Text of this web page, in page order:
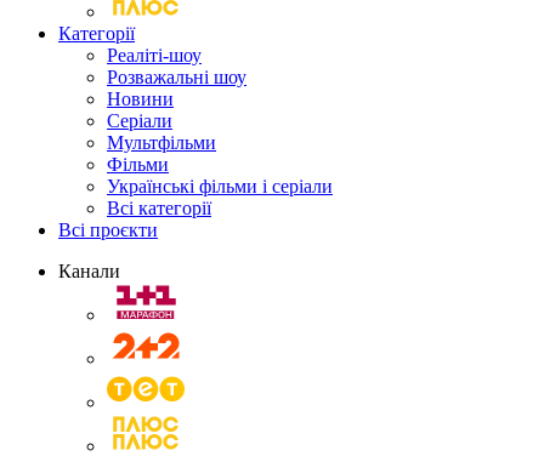
Категорії
Реаліті-шоу
Розважальні шоу
Новини
Серіали
Мультфільми
Фільми
Українські фільми і серіали
Всі категорії
Всі проєкти
Канали